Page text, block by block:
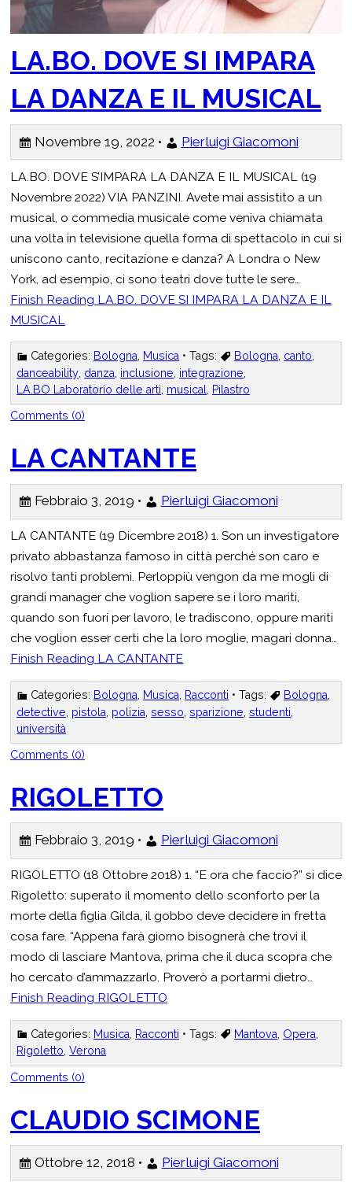
LA.BO. DOVE SI IMPARA
LA DANZA E IL MUSICAL
Novembre 19, 2022 • Pierluigi Giacomoni
LA.BO. DOVE S’IMPARA LA DANZA E IL MUSICAL (19
Novembre 2022) VIA PANZINI. Avete mai assistito a un
musical, o commedia musicale come veniva chiamata
una volta in televisione quella forma di spettacolo in cui si
uniscono canto, recitazione e danza? A Londra o New
York, ad esempio, ci sono teatri dove tutte le sere…
Finish Reading LA.BO. DOVE SI IMPARA LA DANZA E IL
MUSICAL
Categories: Bologna Musica • Tags: Bologna canto
danceability danza inclusione integrazione
LA.BO Laboratorio delle arti musical Pilastro
Comments (0)
LA CANTANTE
Febbraio 3, 2019 • Pierluigi Giacomoni
LA CANTANTE (19 Dicembre 2018) 1. Son un investigatore
privato abbastanza famoso in città perché son caro e
risolvo tanti problemi. Perloppiù vengon da me mogli di
grandi manager che voglion sapere se i loro mariti,
quando son fuori per lavoro, le tradiscono, oppure mariti
che voglion esser certi che la loro moglie, magari donna…
Finish Reading LA CANTANTE
Categories: Bologna Musica Racconti • Tags: Bologna
detective pistola polizia ,sesso ,sparizione ,studenti
università
Comments (0)
RIGOLETTO
Febbraio 3, 2019 • Pierluigi Giacomoni
RIGOLETTO (18 Ottobre 2018) 1. “E ora che faccio?” si dice
Rigoletto: superato il momento dello sconforto per la
morte della figlia Gilda, il gobbo deve decidere in fretta
cosa fare. “Appena farà giorno bisognerà che trovi il
modo di lasciare Mantova, prima che il duca scopra che
ho cercato d’ammazzarlo. Proverò a portarmi dietro…
Finish Reading RIGOLETTO
Categories: Musica Racconti • Tags: Mantova Opera
Rigoletto,Verona
Comments (0)
CLAUDIO SCIMONE
Ottobre 12, 2018 • Pierluigi Giacomoni